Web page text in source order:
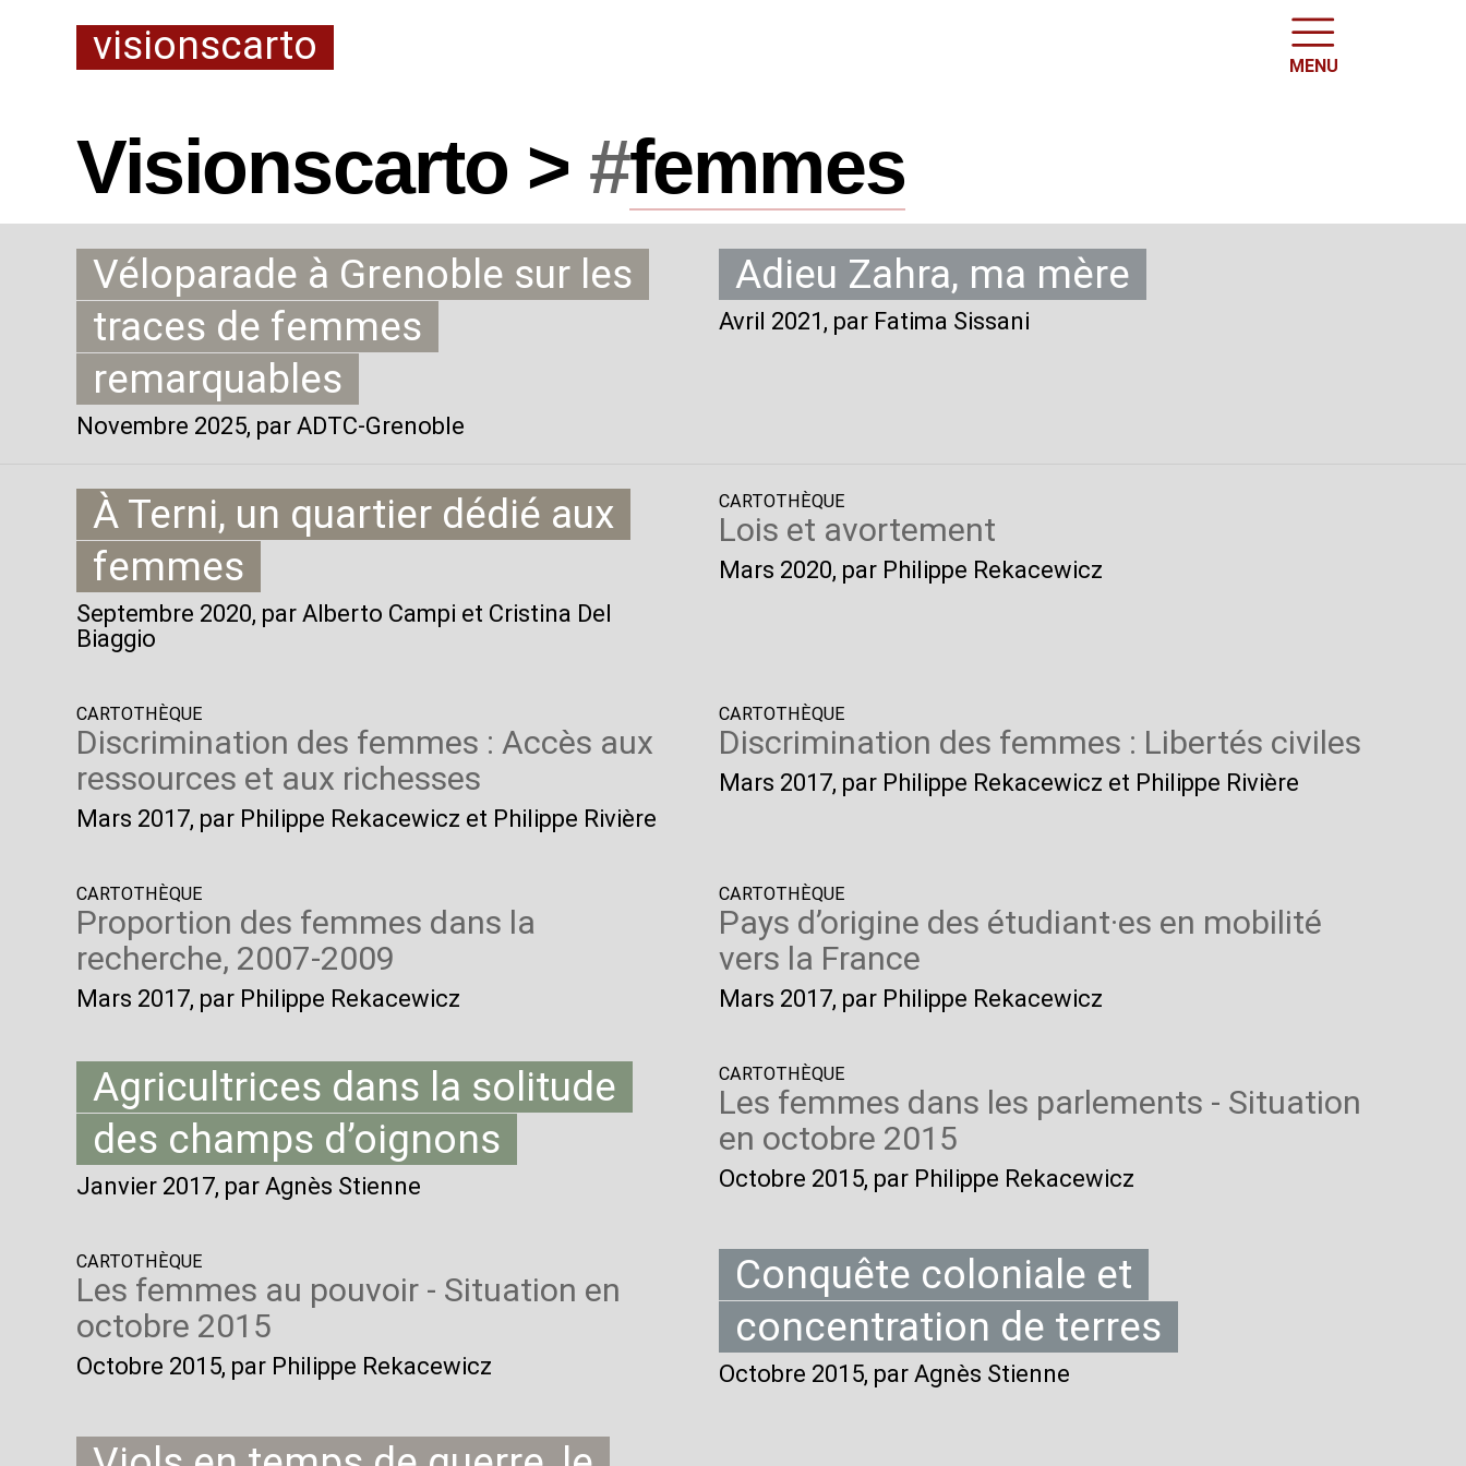
visionscarto MENU
Visionscarto > #femmes
Véloparade à Grenoble sur les
traces de femmes
remarquables
Novembre 2025, par ADTC-Grenoble
Adieu Zahra, ma mère
Avril 2021 , par Fatima Sissani
À Terni, un quartier dédié aux
femmes
Septembre 2020, par Alberto Campi et Cristina Del
Biaggio
CARTOTHÈQUE
Lois et avortement
Mars 2020, par Philippe Rekacewicz
CARTOTHÈQUE
Discrimination des femmes : Accès aux
ressources et aux richesses
Mars 2017, par Philippe Rekacewicz et Philippe Rivière
CARTOTHÈQUE
Discrimination des femmes : Libertés civiles
Mars 2017, par Philippe Rekacewicz et Philippe Rivière
CARTOTHÈQUE
Proportion des femmes dans la
recherche, 2007-2009
Mars 2017, par Philippe Rekacewicz
CARTOTHÈQUE
Pays d’origine des étudiant·es en mobilité
vers la France
Mars 2017, par Philippe Rekacewicz
Agricultrices dans la solitude
des champs d’oignons
Janvier 2017, par Agnès Stienne
CARTOTHÈQUE
Les femmes dans les parlements - Situation
en octobre 2015
Octobre 2015, par Philippe Rekacewicz
CARTOTHÈQUE
Les femmes au pouvoir - Situation en
octobre 2015
Octobre 2015, par Philippe Rekacewicz
Conquête coloniale et
concentration de terres
Octobre 2015, par Agnès Stienne